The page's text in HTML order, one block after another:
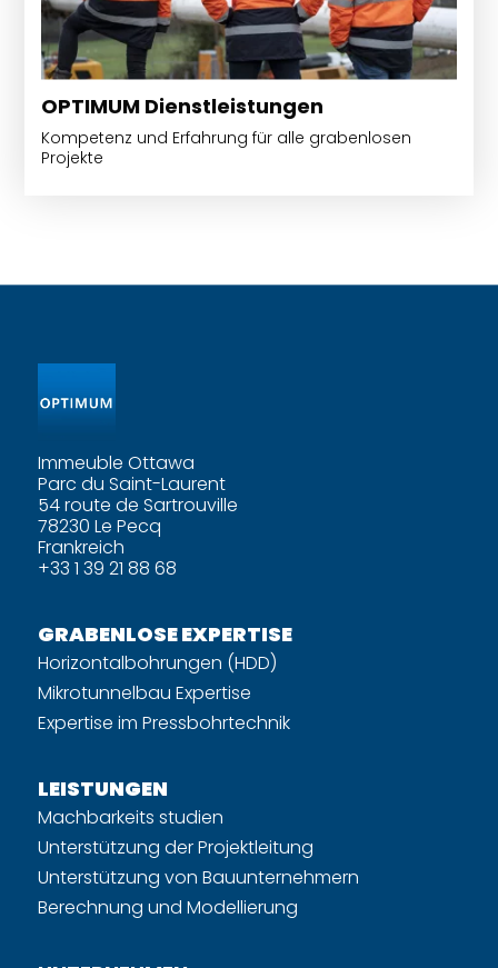
OPTIMUM Dienstleistungen
Kompetenz und Erfahrung für alle grabenlosen
Projekte
Immeuble Ottawa
Parc du Saint-Laurent
54 route de Sartrouville
78230 Le Pecq
Frankreich
+33 1 39 21 88 68
GRABENLOSE EXPERTISE
Horizontalbohrungen (HDD)
Mikrotunnelbau Expertise
Expertise im Pressbohrtechnik
LEISTUNGEN
Machbarkeits studien
Unterstützung der Projektleitung
Unterstützung von Bauunternehmern
Berechnung und Modellierung